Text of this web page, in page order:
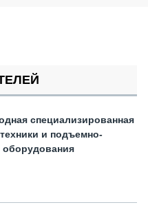
специализированная
и подъемно-
оборудования